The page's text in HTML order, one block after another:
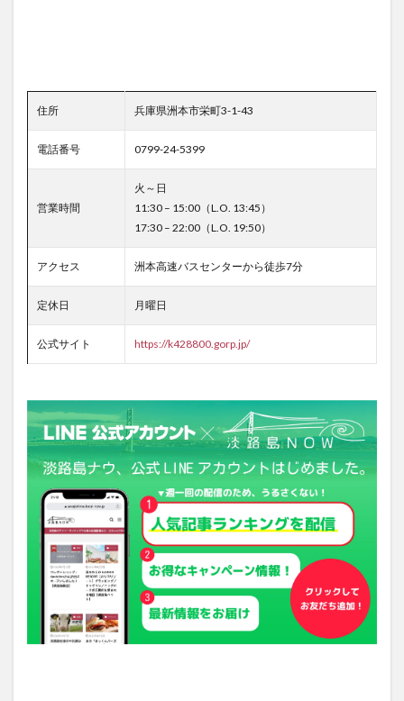
住所 兵庫県洲本市栄町3-1-43
電話番号 0799-24-5399
営業時間
火～日
11:30 – 15:00（L.O. 13:45）
17:30 – 22:00（L.O. 19:50）
アクセス 洲本高速バスセンターから徒歩7分
定休日 月曜日
公式サイト https://k428800.gorp.jp/